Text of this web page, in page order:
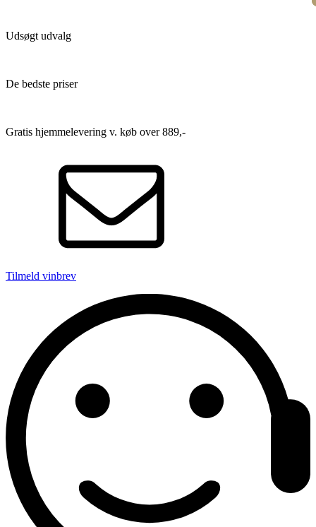
Udsøgt udvalg
De bedste priser
Gratis hjemmelevering v. køb over 889,-
Tilmeld vinbrev